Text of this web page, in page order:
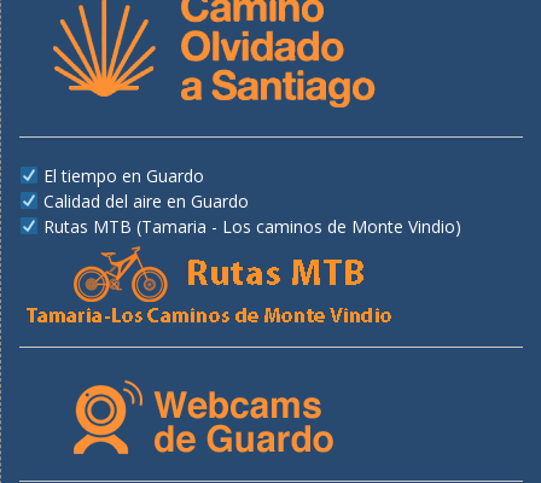
El tiempo en Guardo
Calidad del aire en Guardo
Rutas MTB (Tamaria - Los caminos de Monte Vindio)